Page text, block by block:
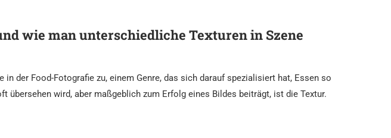
wie man unterschiedliche Texturen in Szene
der Food-Fotografie zu, einem Genre, das sich darauf spezialisiert hat, Essen so
übersehen wird, aber maßgeblich zum Erfolg eines Bildes beiträgt, ist die Textur.